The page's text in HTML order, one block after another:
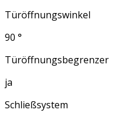
Türöffnungswinkel
90 °
Türöffnungsbegrenzer
ja
Schließsystem